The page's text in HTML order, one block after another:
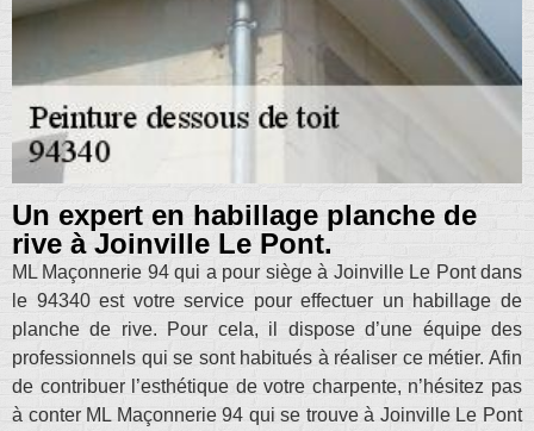
Un expert en habillage planche de
rive à Joinville Le Pont.
ML Maçonnerie 94 qui a pour siège à Joinville Le Pont dans
le 94340 est votre service pour effectuer un habillage de
planche de rive. Pour cela, il dispose d’une équipe des
professionnels qui se sont habitués à réaliser ce métier. Afin
de contribuer l’esthétique de votre charpente, n’hésitez pas
à conter ML Maçonnerie 94 qui se trouve à Joinville Le Pont